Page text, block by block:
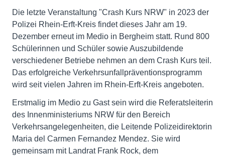
Die letzte Veranstaltung "Crash Kurs NRW" in 2023 der
Polizei Rhein-Erft-Kreis findet dieses Jahr am 19.
Dezember erneut im Medio in Bergheim statt. Rund 800
Schülerinnen und Schüler sowie Auszubildende
verschiedener Betriebe nehmen an dem Crash Kurs teil.
Das erfolgreiche Verkehrsunfallpräventionsprogramm
wird seit vielen Jahren im Rhein-Erft-Kreis angeboten.
Erstmalig im Medio zu Gast sein wird die Referatsleiterin
des Innenministeriums NRW für den Bereich
Verkehrsangelegenheiten, die Leitende Polizeidirektorin
Maria del Carmen Fernandez Mendez. Sie wird
gemeinsam mit Landrat Frank Rock, dem